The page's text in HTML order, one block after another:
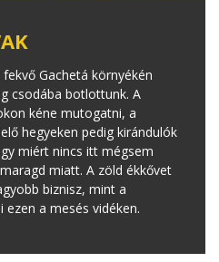
Gachetá környékén
csodába botlottunk. A
kéne mutogatni, a
hegyeken pedig kirándulók
miért nincs itt mégsem
miatt. A zöld ékkővet
biznisz, mint a
a mesés vidéken.